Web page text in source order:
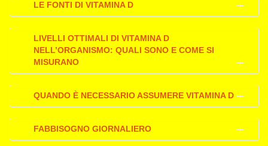
LE FONTI DI VITAMINA D
Si calcola che solo il 10-20% della vitamina D
provenga dalla dieta ed il restante 89-90%
dalla sintesi nella pelle dopo l'esposizione al
sole.
Alla nostra latitudine, dalla fine di marzo alla
fine di settembre, una persona sana, e
LIVELLI OTTIMALI DI VITAMINA D
NELL’ORGANISMO: QUALI SONO E COME SI
MISURANO
Lo stato della vitamina D si valuta misurando
i livelli del suo principale metabolita
circolante, il calcidiolo, generalmente
indicato con la sua formula chimica 25(OH)D,
QUANDO È NECESSARIO ASSUMERE VITAMINA D
C’è un generale consenso nelle linee guida
nazionali e internazionali nel consigliare
FABBISOGNO GIORNALIERO